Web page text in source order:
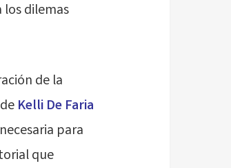
los dilemas
de la
Kelli De Faria
para
que